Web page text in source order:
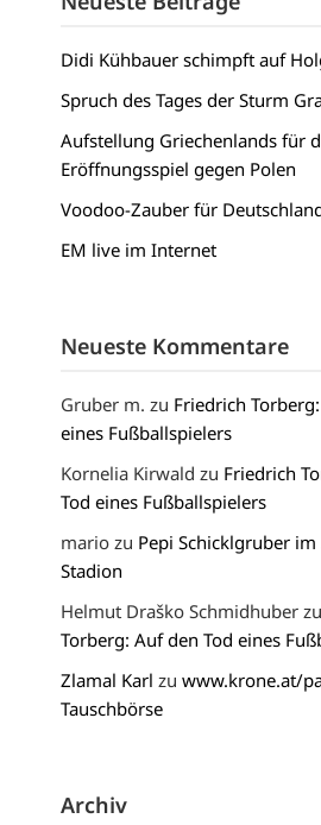
Didi Kühbauer schimpft auf
Spruch des Tages der Sturm
Aufstellung Griechenlands für
Eröffnungsspiel gegen Polen
Voodoo-Zauber für
EM live im Internet
Neueste Kommentare
Gruber m. zu Friedrich
eines Fußballspielers
Kornelia Kirwald zu Friedrich
Tod eines Fußballspielers
mariozu Pepi Schicklgruber
Stadion
Helmut Draško Schmidhuberzu
Torberg: Auf den Tod eines
Zlamal Karl zu www.krone.at/
Tauschbörse
Archiv